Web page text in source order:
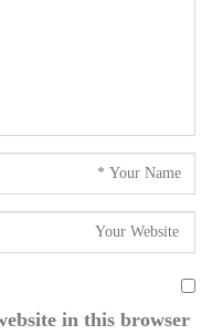
in this browser